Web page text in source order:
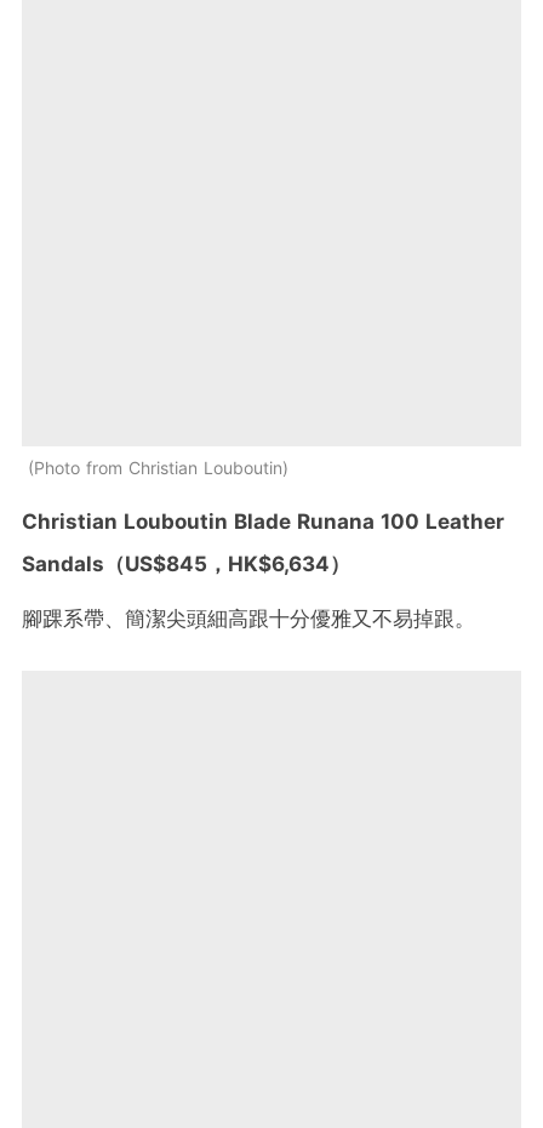
Photo from Christian Louboutin
Christian Louboutin Blade Runana 100 Leather
Sandals （US$845 ， HK$6,634）
腳踝系帶、簡潔尖頭細高跟十分優雅又不易掉跟。